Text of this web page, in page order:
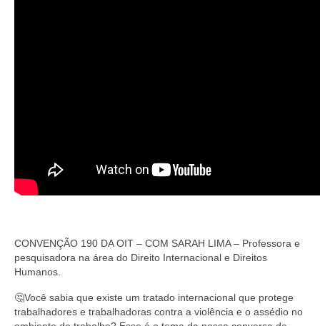
CONVENÇÃO 190 DA OIT – COM SARAH LIMA – Professora e
pesquisadora na área do Direito Internacional e Direitos
Humanos.
🤔Você sabia que existe um tratado internacional que protege
trabalhadores e trabalhadoras contra a violência e o assédio no